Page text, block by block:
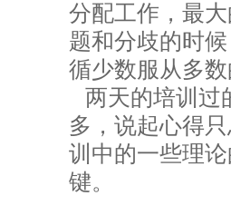
分配工作，最
题和分歧的时
循少数服从多
两天的培训过
多，说起心得
训中的一些理
键。